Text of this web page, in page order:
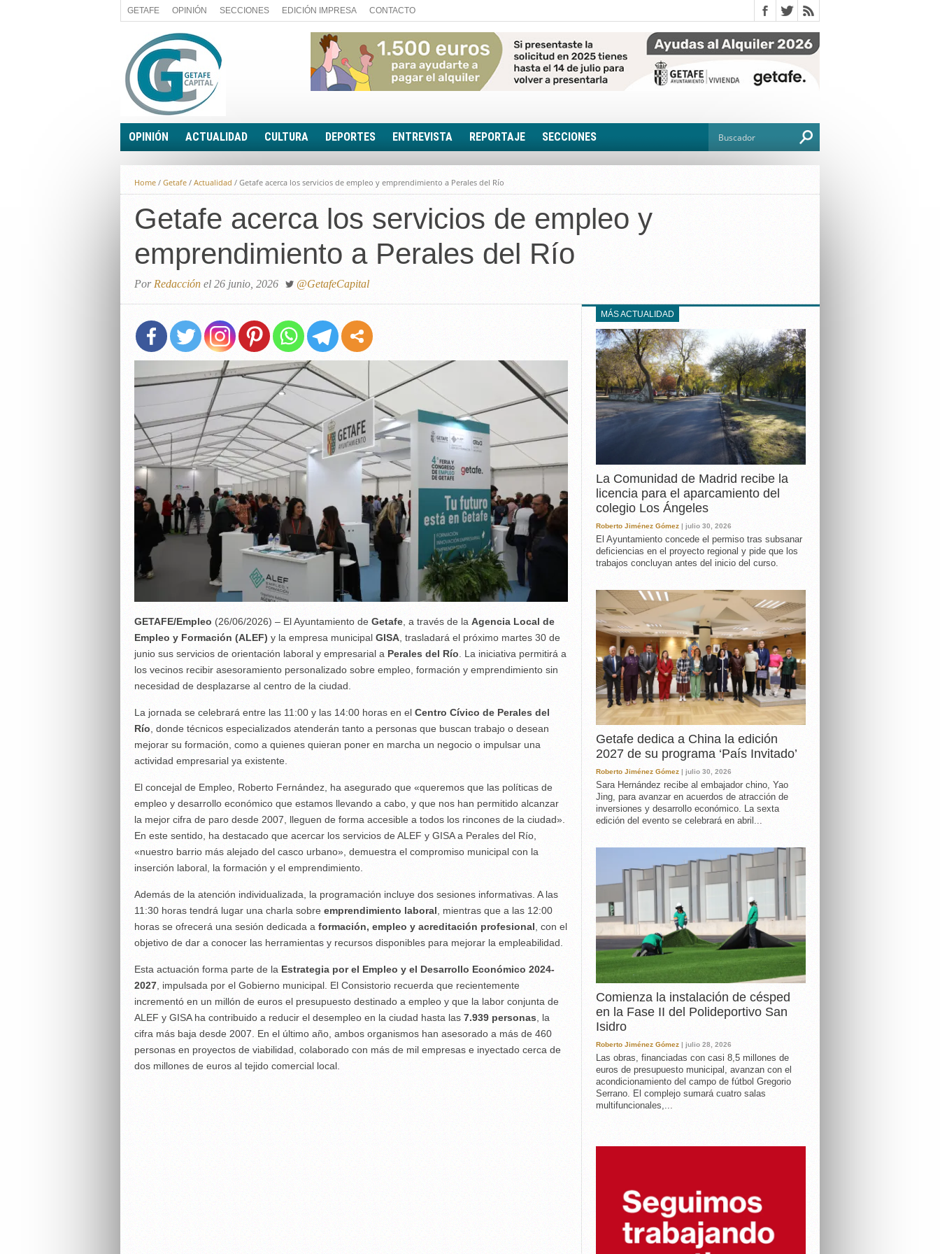
GETAFE OPINIÓN SECCIONES EDICIÓN IMPRESA CONTACTO
OPINIÓN
A FIN DE CUENTAS
PALABRA DE CONCEJAL
LA PIEDRA DE SÍSIFO
EL SACAPUNTAS
TODAS LAS BANDERAS
ROTAS
ACTUALIDAD
POLÍTICA
ECONOMÍA
SOCIEDAD
BREVES
CULTURA DEPORTES ENTREVISTA REPORTAJE SECCIONES
FOTONOTICIA
LOOK TOTAL
RINCÓN PSICOLÓGICO
TRIBUNA CON ACENTO
EL RINCÓN DE ACOEG
LA VOZ DE LA
EXPERIENCIA
IN MEMORIAM
MEMORIA RECUPERADA
UN MINUTO EN EL
VARIOS
Home / Getafe / Actualidad / Getafe acerca los servicios de empleo y emprendimiento a Perales del Río
Getafe acerca los servicios de empleo y
emprendimiento a Perales del Río
Por Redacción el 26 junio, 2026 @GetafeCapital
GETAFE/Empleo (26/06/2026) – El Ayuntamiento de Getafe , a través de la Agencia Local de
Empleo y Formación (ALEF) y la empresa municipal GISA , trasladará el próximo martes 30 de
junio sus servicios de orientación laboral y empresarial a Perales del Río . La iniciativa permitirá a
los vecinos recibir asesoramiento personalizado sobre empleo, formación y emprendimiento sin
necesidad de desplazarse al centro de la ciudad.
La jornada se celebrará entre las 11:00 y las 14:00 horas en el Centro Cívico de Perales del
Río , donde técnicos especializados atenderán tanto a personas que buscan trabajo o desean
mejorar su formación, como a quienes quieran poner en marcha un negocio o impulsar una
actividad empresarial ya existente.
El concejal de Empleo, Roberto Fernández, ha asegurado que «queremos que las políticas de
empleo y desarrollo económico que estamos llevando a cabo, y que nos han permitido alcanzar
la mejor cifra de paro desde 2007, lleguen de forma accesible a todos los rincones de la ciudad».
En este sentido, ha destacado que acercar los servicios de ALEF y GISA a Perales del Río,
«nuestro barrio más alejado del casco urbano», demuestra el compromiso municipal con la
inserción laboral, la formación y el emprendimiento.
Además de la atención individualizada, la programación incluye dos sesiones informativas. A las
11:30 horas tendrá lugar una charla sobre emprendimiento laboral , mientras que a las 12:00
horas se ofrecerá una sesión dedicada a formación, empleo y acreditación profesional , con el
objetivo de dar a conocer las herramientas y recursos disponibles para mejorar la empleabilidad.
Esta actuación forma parte de la Estrategia por el Empleo y el Desarrollo Económico 2024-
2027 , impulsada por el Gobierno municipal. El Consistorio recuerda que recientemente
incrementó en un millón de euros el presupuesto destinado a empleo y que la labor conjunta de
ALEF y GISA ha contribuido a reducir el desempleo en la ciudad hasta las 7.939 personas , la
cifra más baja desde 2007. En el último año, ambos organismos han asesorado a más de 460
personas en proyectos de viabilidad, colaborado con más de mil empresas e inyectado cerca de
dos millones de euros al tejido comercial local.
MÁS ACTUALIDAD
La Comunidad de Madrid recibe la
licencia para el aparcamiento del
colegio Los Ángeles
Roberto Jiménez Gómez | julio 30, 2026
El Ayuntamiento concede el permiso tras subsanar
deficiencias en el proyecto regional y pide que los
trabajos concluyan antes del inicio del curso.
Getafe dedica a China la edición
2027 de su programa ‘País Invitado’
Roberto Jiménez Gómez | julio 30, 2026
Sara Hernández recibe al embajador chino, Yao
Jing, para avanzar en acuerdos de atracción de
inversiones y desarrollo económico. La sexta
edición del evento se celebrará en abril...
Comienza la instalación de césped
en la Fase II del Polideportivo San
Isidro
Roberto Jiménez Gómez | julio 28, 2026
Las obras, financiadas con casi 8,5 millones de
euros de presupuesto municipal, avanzan con el
acondicionamiento del campo de fútbol Gregorio
Serrano. El complejo sumará cuatro salas
multifuncionales,...